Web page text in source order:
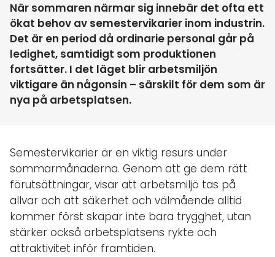
När sommaren närmar sig innebär det ofta ett
ökat behov av semestervikarier inom industrin.
Det är en period då ordinarie personal går på
ledighet, samtidigt som produktionen
fortsätter. I det läget blir arbetsmiljön
viktigare än någonsin – särskilt för dem som är
nya på arbetsplatsen.
Semestervikarier är en viktig resurs under
sommarmånaderna. Genom att ge dem rätt
förutsättningar, visar att arbetsmiljö tas på
allvar och att säkerhet och välmående alltid
kommer först skapar inte bara trygghet, utan
stärker också arbetsplatsens rykte och
attraktivitet inför framtiden.